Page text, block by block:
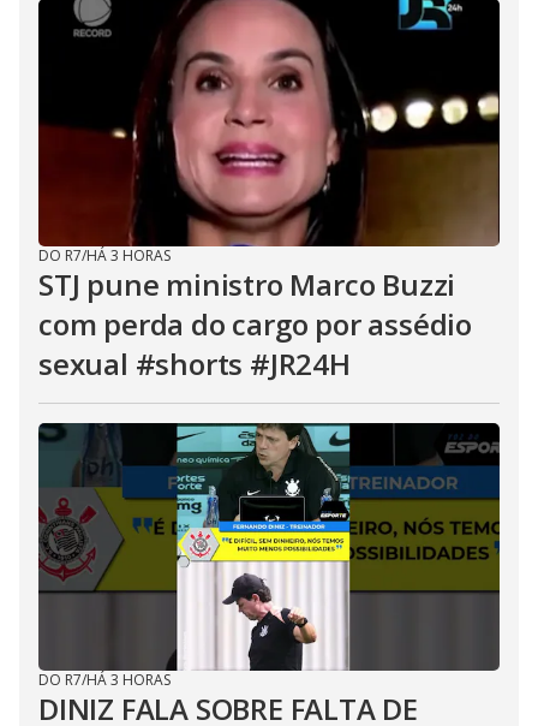
DO R7/HÁ 3 HORAS
STJ pune ministro Marco Buzzi
com perda do cargo por assédio
sexual #shorts #JR24H
DO R7/HÁ 3 HORAS
DINIZ FALA SOBRE FALTA DE